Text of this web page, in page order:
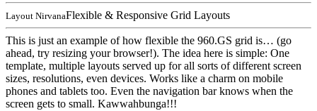
Layout NirvanaFlexible & Responsive Grid Layouts
This is just an example of how flexible the 960.GS grid is… (go
ahead, try resizing your browser!). The idea here is simple: One
template, multiple layouts served up for all sorts of different screen
sizes, resolutions, even devices. Works like a charm on mobile
phones and tablets too. Even the navigation bar knows when the
screen gets to small. Kawwahbunga!!!